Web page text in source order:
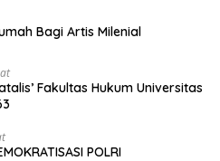
Bagi Artis Milenial
POLRI